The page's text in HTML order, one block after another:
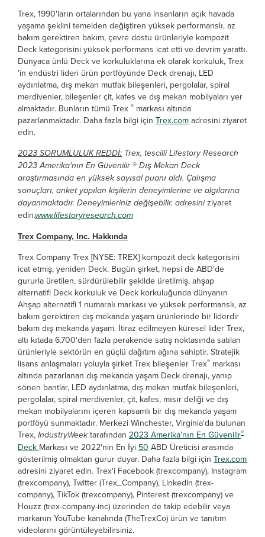
Trex, 1990'ların ortalarından bu yana insanların açık havada
yaşama şeklini temelden değiştiren yüksek performanslı, az
bakım gerektiren bakım, çevre dostu ürünleriyle kompozit
Deck kategorisini yüksek performans icat etti ve devrim yarattı.
Dünyaca ünlü Deck ve korkuluklarına ek olarak korkuluk, Trex
'in endüstri lideri ürün portföyünde Deck drenajı, LED
aydınlatma, dış mekan mutfak bileşenleri, pergolalar, spiral
merdivenler, bileşenler çit, kafes ve dış mekan mobilyaları yer
almaktadır. Bunların tümü Trex ® markası altında
pazarlanmaktadır. Daha fazla bilgi için Trex.com adresini ziyaret
edin.
2023 SORUMLULUK REDDİ: Trex, tescilli Lifestory Research
2023 Amerika'nın En Güvenilir ® Dış Mekan Deck
araştırmasında en yüksek sayısal puanı aldı. Çalışma
sonuçları, anket yapılan kişilerin deneyimlerine ve algılarına
dayanmaktadır. Deneyimleriniz değişebilir. adresiniziyaret
edin.www.lifestoryresearch.com
Trex Company, Inc. Hakkında
Trex Company Trex [NYSE: TREX] kompozit deck kategorisini
icat etmiş, yeniden Deck. Bugün şirket, hepsi de ABD'de
gururla üretilen, sürdürülebilir şekilde üretilmiş, ahşap
alternatifi Deck korkuluk ve Deck korkuluğunda dünyanın
Ahşap alternatifi 1 numaralı markası ve yüksek performanslı, az
bakım gerektiren dış mekanda yaşam ürünlerinde bir liderdir
bakım dış mekanda yaşam. İtiraz edilmeyen küresel lider Trex,
altı kıtada 6.700'den fazla perakende satış noktasında satılan
ürünleriyle sektörün en güçlü dağıtım ağına sahiptir. Stratejik
lisans anlaşmaları yoluyla şirket Trex bileşenler Trex® markası
altında pazarlanan dış mekanda yaşam Deck drenajı, yanıp
sönen bantlar, LED aydınlatma, dış mekan mutfak bileşenleri,
pergolalar, spiral merdivenler, çit, kafes, mısır deliği ve dış
mekan mobilyalarını içeren kapsamlı bir dış mekanda yaşam
portföyü sunmaktadır. Merkezi Winchester, Virginia'da bulunan
Trex, IndustryWeektarafından 2023 Amerika'nın En Güvenilir®
Deck Markası ve 2022'nin En İyi 50 ABD Üreticisi arasında
gösterilmiş olmaktan gurur duyar. Daha fazla bilgi için Trex.com
adresini ziyaret edin. Trex'i Facebook (trexcompany), Instagram
(trexcompany), Twitter (Trex_Company), LinkedIn (trex-
company), TikTok (trexcompany), Pinterest (trexcompany) ve
Houzz (trex-company-inc) üzerinden de takip edebilir veya
markanın YouTube kanalında (TheTrexCo) ürün ve tanıtım
videolarını görüntüleyebilirsiniz.